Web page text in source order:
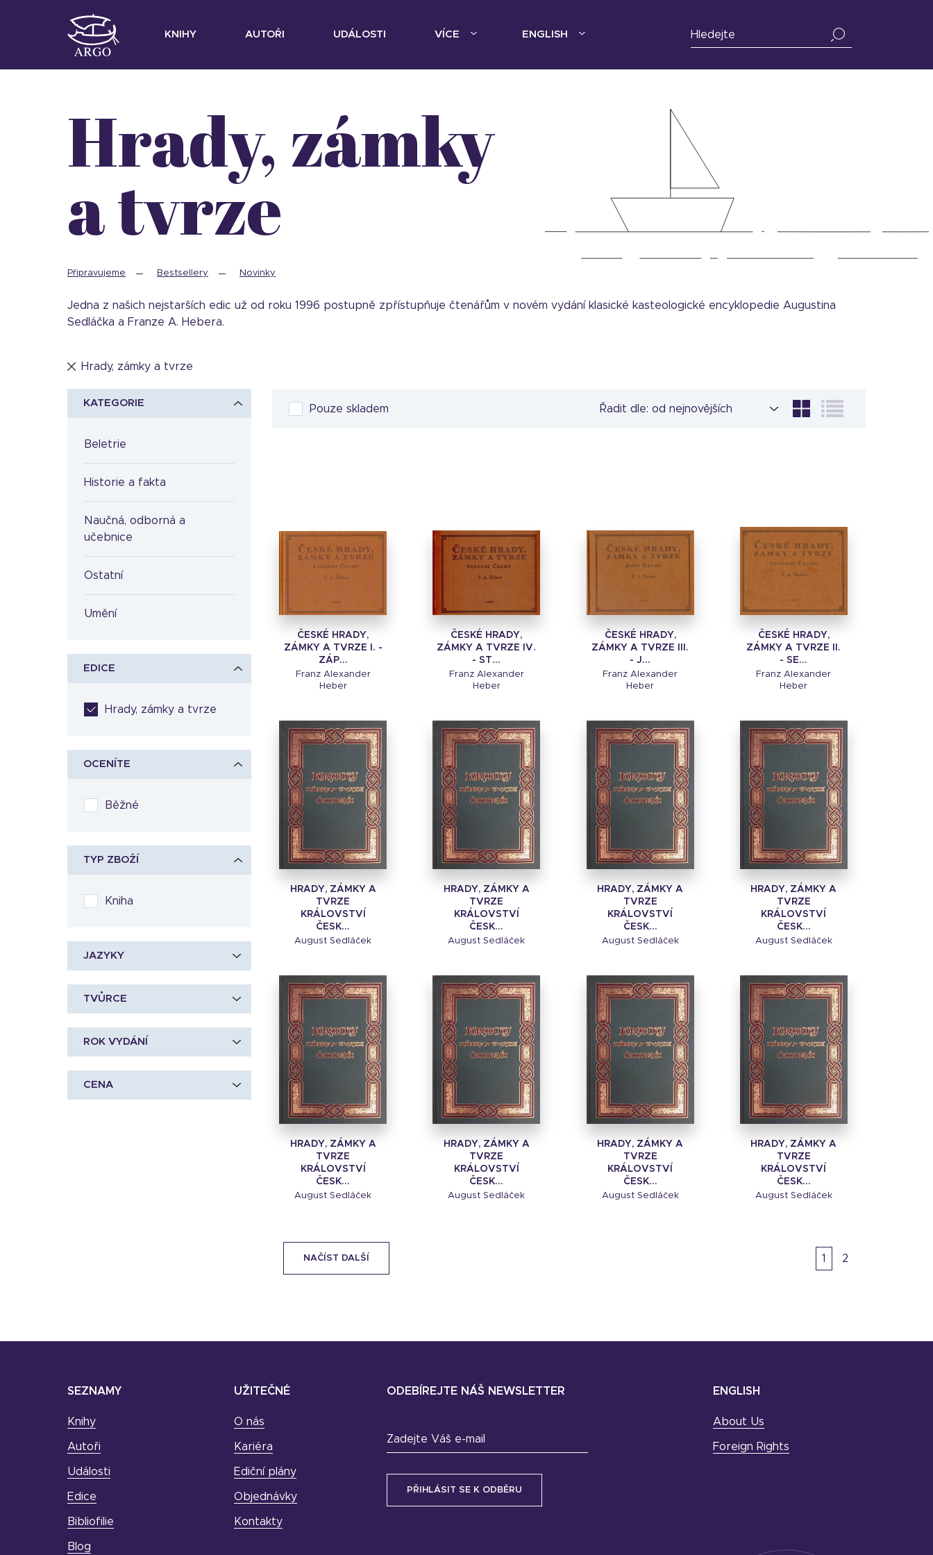
KNIHY AUTOŘI UDÁLOSTI VÍCE ENGLISH
Hrady, zámky
a tvrze
Připravujeme Bestsellery Novinky
Jedna z našich nejstarších edic už od roku 1996 postupně zpřístupňuje čtenářům v novém vydání klasické kasteologické encyklopedie Augustina
Sedláčka a Franze A. Hebera.
Hrady, zámky a tvrze
KATEGORIE
Beletrie
Historie a fakta
Naučná, odborná a
učebnice
Ostatní
Umění
EDICE
Hrady, zámky a tvrze
OCENÍTE
Běžné
TYP ZBOŽÍ
Kniha
JAZYKY
TVŮRCE
ROK VYDÁNÍ
CENA
Pouze skladem Řadit dle:
ČESKÉ HRADY,
ZÁMKY A TVRZE I. -
ZÁP...
Franz Alexander
Heber
ČESKÉ HRADY,
ZÁMKY A TVRZE IV.
- ST...
Franz Alexander
Heber
ČESKÉ HRADY,
ZÁMKY A TVRZE III.
- J...
Franz Alexander
Heber
ČESKÉ HRADY,
ZÁMKY A TVRZE II.
- SE...
Franz Alexander
Heber
HRADY, ZÁMKY A
TVRZE
KRÁLOVSTVÍ
ČESK...
August Sedláček
HRADY, ZÁMKY A
TVRZE
KRÁLOVSTVÍ
ČESK...
August Sedláček
HRADY, ZÁMKY A
TVRZE
KRÁLOVSTVÍ
ČESK...
August Sedláček
HRADY, ZÁMKY A
TVRZE
KRÁLOVSTVÍ
ČESK...
August Sedláček
HRADY, ZÁMKY A
TVRZE
KRÁLOVSTVÍ
ČESK...
August Sedláček
HRADY, ZÁMKY A
TVRZE
KRÁLOVSTVÍ
ČESK...
August Sedláček
HRADY, ZÁMKY A
TVRZE
KRÁLOVSTVÍ
ČESK...
August Sedláček
HRADY, ZÁMKY A
TVRZE
KRÁLOVSTVÍ
ČESK...
August Sedláček
NAČÍST DALŠÍ 1 2
SEZNAMY
Knihy
Autoři
Události
Edice
Bibliofilie
Blog
UŽITEČNÉ
O nás
Kariéra
Ediční plány
Objednávky
Kontakty
ODEBÍREJTE NÁŠ NEWSLETTER
Zadejte Váš e-mail
ENGLISH
About Us
Foreign Rights